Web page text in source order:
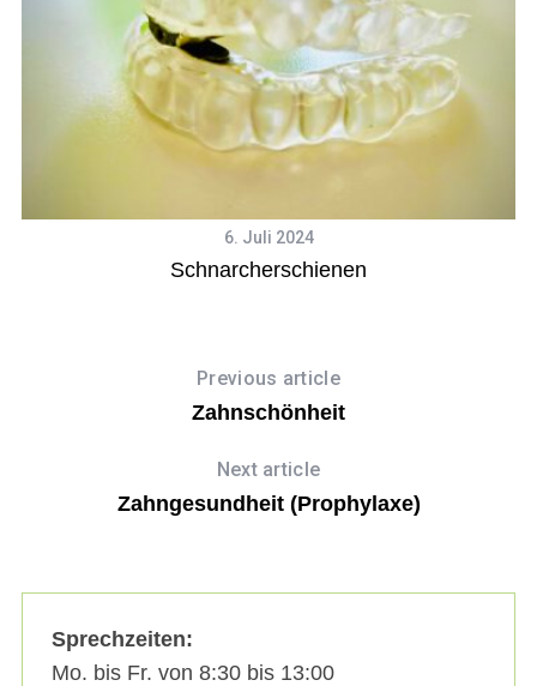
6. Juli 2024
Schnarcherschienen
Previous article
Zahnschönheit
Next article
Zahngesundheit (Prophylaxe)
Sprechzeiten:
Mo. bis Fr. von 8:30 bis 13:00